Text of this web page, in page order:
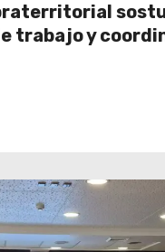
trabajo y